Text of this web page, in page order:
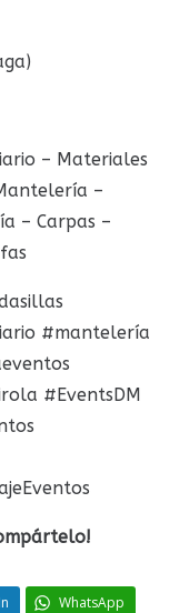
– Materiales
–
– Carpas –
#mantelería
#EventsDM
WhatsApp